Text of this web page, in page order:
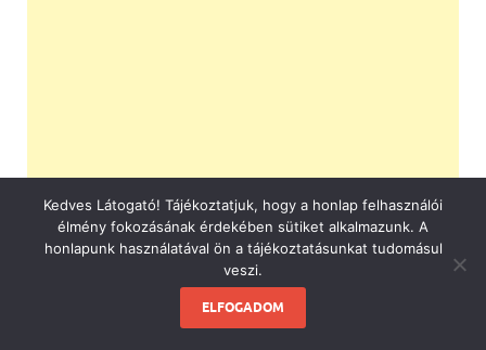
Kedves Látogató! Tájékoztatjuk, hogy a honlap felhasználói
élmény fokozásának érdekében sütiket alkalmazunk. A
honlapunk használatával ön a tájékoztatásunkat tudomásul
veszi.
ELFOGADOM